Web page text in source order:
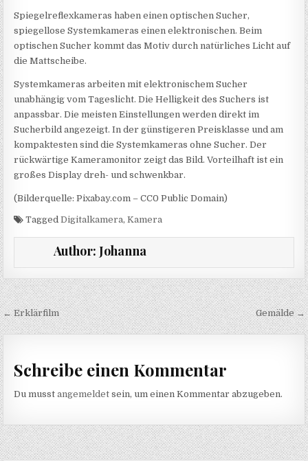
Spiegelreflexkameras haben einen optischen Sucher,
spiegellose Systemkameras einen elektronischen. Beim
optischen Sucher kommt das Motiv durch natürliches Licht auf
die Mattscheibe.
Systemkameras arbeiten mit elektronischem Sucher
unabhängig vom Tageslicht. Die Helligkeit des Suchers ist
anpassbar. Die meisten Einstellungen werden direkt im
Sucherbild angezeigt. In der günstigeren Preisklasse und am
kompaktesten sind die Systemkameras ohne Sucher. Der
rückwärtige Kameramonitor zeigt das Bild. Vorteilhaft ist ein
großes Display dreh- und schwenkbar.
(Bilderquelle: Pixabay.com – CC0 Public Domain)
TaggedDigitalkamera,Kamera
Author: Johanna
Beitragsnavigation
← Erklärfilm Gemälde →
Schreibe einen Kommentar
Du musstangemeldet sein, um einen Kommentar abzugeben.